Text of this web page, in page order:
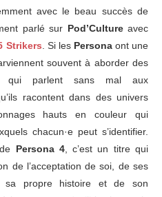
avec le beau succès de
parlé sur Pod’Cultureavec
Strikers . Si les Personaont une
souvent à aborder des
qui parlent sans mal aux
racontent dans des univers
hauts en couleur qui
chacun·e peut s’identifier.
Persona 4, c’est un titre qui
de l’acceptation de soi, de ses
sa propre histoire et de son